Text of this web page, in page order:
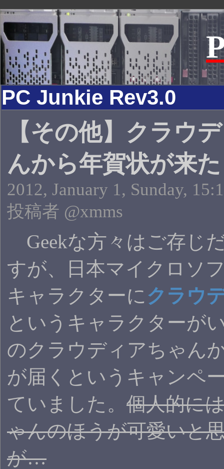
PC Junkie Rev3.0
【その他】クラウ
んから年賀状が来た
2012, January 1, Sunday,
投稿者 @xmms
Geekな方々はご存じ
すが、日本マイクロソ
キャラクターにクラウ
というキャラクターが
のクラウディアちゃん
が届くというキャンペ
ていました。 個人的に
ゃんのほうが可愛いと
が…